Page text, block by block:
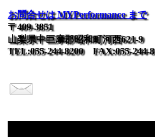
お問合せは MYPerformance まで
〒409-3851
山梨県中巨摩郡昭和町河西621-9
TEL:055-244-8200 FAX:055-244-